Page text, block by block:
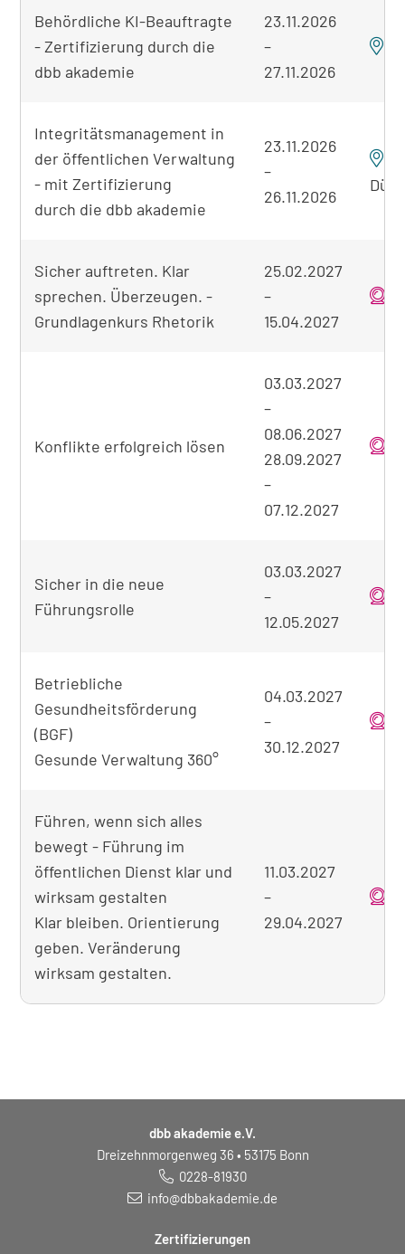
Behördliche KI-Beauftragte
- Zertifizierung durch die
dbb akademie
23.11.2026
–
27.11.2026
Integritätsmanagement in
der öffentlichen Verwaltung
- mit Zertifizierung
durch die dbb akademie
23.11.2026
–
26.11.2026
Sicher auftreten. Klar
sprechen. Überzeugen. -
Grundlagenkurs Rhetorik
25.02.2027
–
15.04.2027
Konflikte erfolgreich lösen
03.03.2027
–
08.06.2027
28.09.2027
–
07.12.2027
Sicher in die neue
Führungsrolle
03.03.2027
–
12.05.2027
Betriebliche
Gesundheitsförderung
(BGF)
Gesunde Verwaltung 360°
04.03.2027
–
30.12.2027
Führen, wenn sich alles
bewegt - Führung im
öffentlichen Dienst klar und
wirksam gestalten
Klar bleiben. Orientierung
geben. Veränderung
wirksam gestalten.
11.03.2027
–
29.04.2027
dbb akademie e.V.
Dreizehnmorgenweg 36 • 53175 Bonn
0228-81930
info@dbbakademie.de
Zertifizierungen